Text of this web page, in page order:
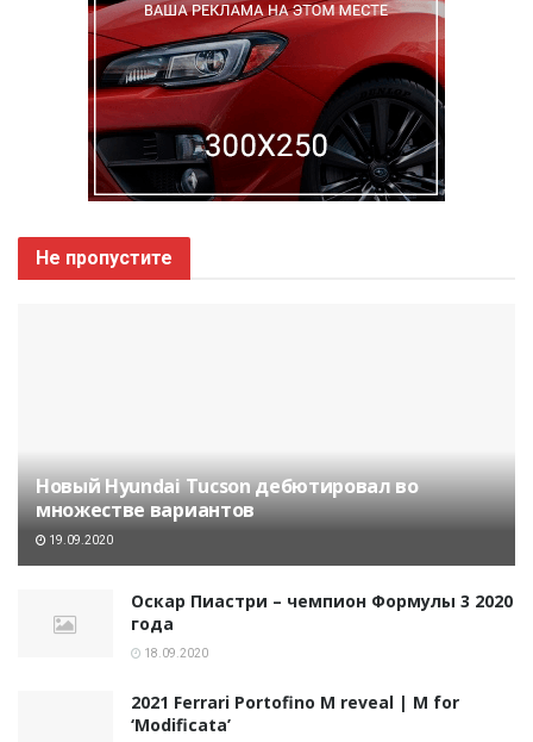
Не пропустите
Новый Hyundai Tucson дебютировал во
множестве вариантов
19.09.2020
Оскар Пиастри – чемпион Формулы 3 2020
года
18.09.2020
2021 Ferrari Portofino M reveal | M for
‘Modificata’